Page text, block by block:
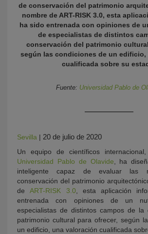
de conservación del patrimonio
nombre de ART-RISK 3.0, esta
ha sido entrenada con opiniones de
de especialistas de distintos
conservación del patrimonio
según las condiciones de un edificio,
cualificada sobre su
Fuente: Universidad Pablo de
Sevilla | 20 de julio de 2020
Un equipo de científicos
Universidad Pablo de Olavide , ha
inteligente capaz de evaluar las
conservación del patrimonio
deART-RISK 3.0 , esta aplicación
entrenada con opiniones de un
especialistas de distintos campos de la
patrimonio cultural para ofrecer, según
un edificio, una valoración cualificada